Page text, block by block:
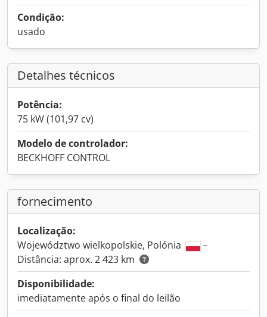
Condição:
usado
Detalhes técnicos
Potência:
75 kW (101,97 cv)
Modelo de controlador:
BECKHOFF CONTROL
fornecimento
Localização:
Województwo wielkopolskie, Polónia
–
Distância: aprox. 2 423 km
Disponibilidade:
imediatamente após o final do leilão